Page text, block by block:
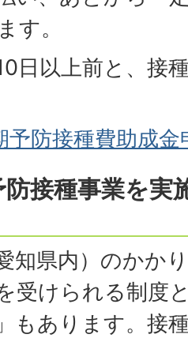
す。
日以上前と、接
予防接種費助成
接種事業を実
知県内）のかか
受けられる制度
」もあります。接